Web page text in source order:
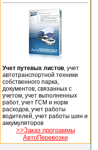
Учет путевых листов , учет
автотранспортной техники
собственного парка,
документов, связанных с
учетом, учет выполненных
работ, учет ГСМ и норм
расходов, учет работы
водителей, учет работы шин и
аккумуляторов
>>Заказ программы
АвтоПеревозки